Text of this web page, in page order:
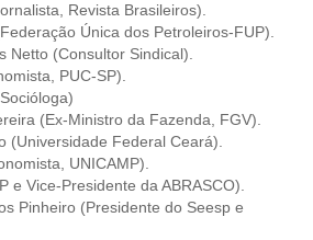
Revista Brasileiros).
Única dos Petroleiros-FUP).
Netto (Consultor Sindical).
PUC-SP).
(Ex-Ministro da Fazenda, FGV).
(Universidade Federal Ceará).
UNICAMP).
e Vice-Presidente da ABRASCO).
Pinheiro (Presidente do Seesp e